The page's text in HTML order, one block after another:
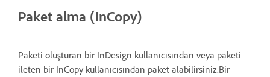
Paket alma (InCopy)
Paketi oluşturan bir InDesign kullanıcısından veya paketi
ileten bir InCopy kullanıcısından paket alabilirsiniz.Bir